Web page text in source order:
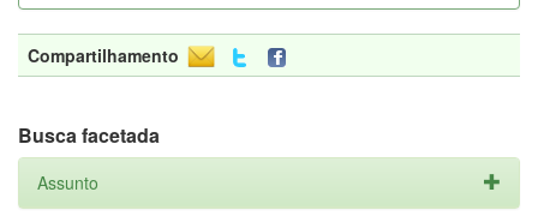
Compartilhamento
Busca facetada
Assunto